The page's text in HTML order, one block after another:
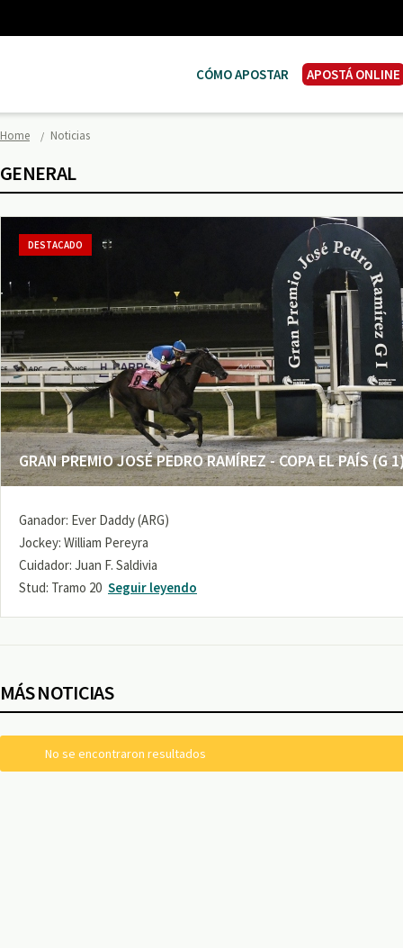
CÓMO APOSTAR APOSTÁ ONLINE
Home Noticias
GENERAL
GRAN PREMIO JOSÉ PEDRO RAMÍREZ - COPA EL PAÍS (G
DESTACADO
Ganador: Ever Daddy (ARG)
Jockey: William Pereyra
Cuidador: Juan F. Saldivia
Stud: Tramo 20 Seguir leyendo
MÁS NOTICIAS
No se encontraron resultados